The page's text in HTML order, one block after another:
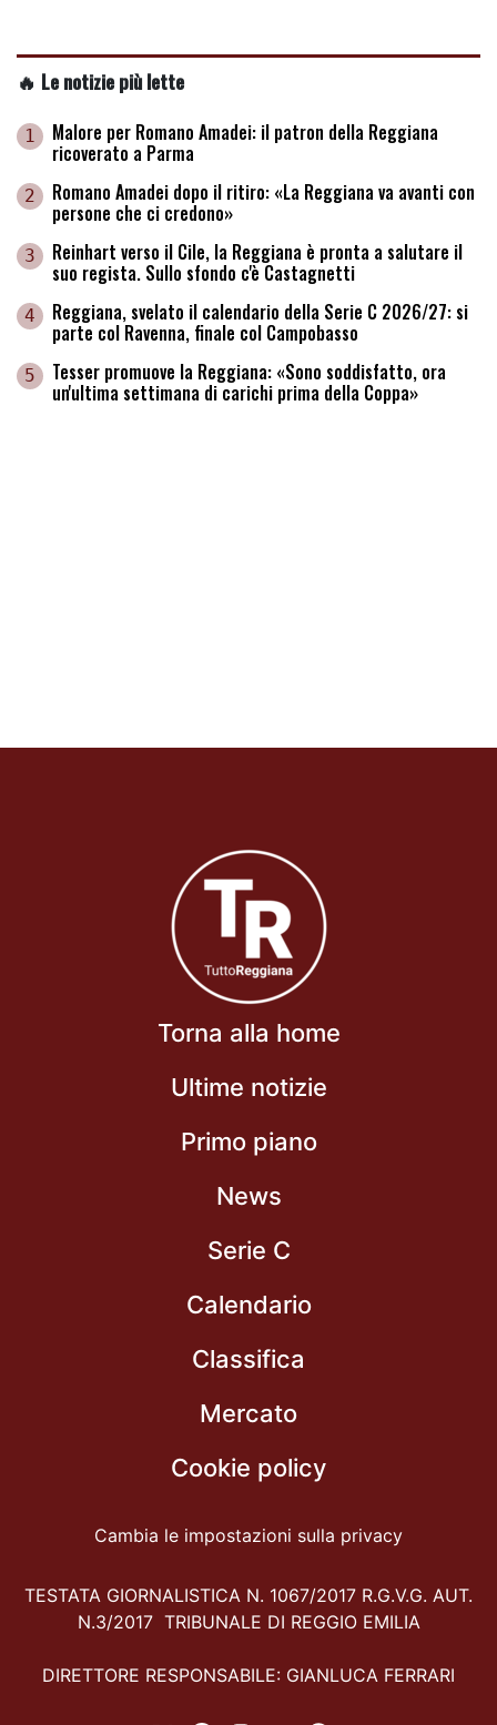
🔥 Le notizie più lette
1 Malore per Romano Amadei: il patron della Reggiana
ricoverato a Parma
2 Romano Amadei dopo il ritiro: «La Reggiana va avanti con
persone che ci credono»
3 Reinhart verso il Cile, la Reggiana è pronta a salutare il
suo regista. Sullo sfondo c'è Castagnetti
4 Reggiana, svelato il calendario della Serie C 2026/27: si
parte col Ravenna, finale col Campobasso
5 Tesser promuove la Reggiana: «Sono soddisfatto, ora
un'ultima settimana di carichi prima della Coppa»
Torna alla home
Ultime notizie
Primo piano
News
Serie C
Calendario
Classifica
Mercato
Cookie policy
Cambia le impostazioni sulla privacy
TESTATA GIORNALISTICA N. 1067/2017 R.G.V.G. AUT.
N.3/2017 TRIBUNALE DI REGGIO EMILIA
DIRETTORE RESPONSABILE: GIANLUCA FERRARI